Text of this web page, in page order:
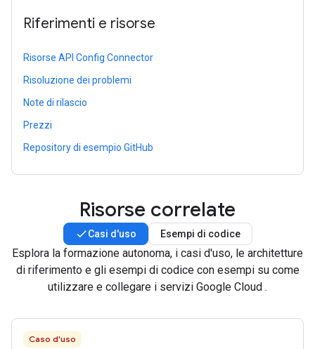
Riferimenti e risorse
Risorse API Config Connector
Risoluzione dei problemi
Note di rilascio
Prezzi
Repository di esempio GitHub
Risorse correlate
Casi d'uso Esempi di codice
Esplora la formazione autonoma, i casi d'uso, le architetture
di riferimento e gli esempi di codice con esempi su come
utilizzare e collegare i servizi Google Cloud .
Caso d'uso